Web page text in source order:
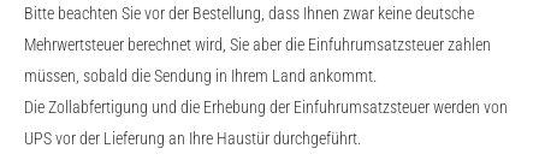
Bitte beachten Sie vor der Bestellung, dass Ihnen zwar keine deutsche
Mehrwertsteuer berechnet wird, Sie aber die Einfuhrumsatzsteuer zahlen
müssen, sobald die Sendung in Ihrem Land ankommt.
Die Zollabfertigung und die Erhebung der Einfuhrumsatzsteuer werden von
UPS vor der Lieferung an Ihre Haustür durchgeführt.